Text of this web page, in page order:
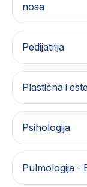
nosa
Pedijatrija
Plastična i
Psihologija
Pulmologija -